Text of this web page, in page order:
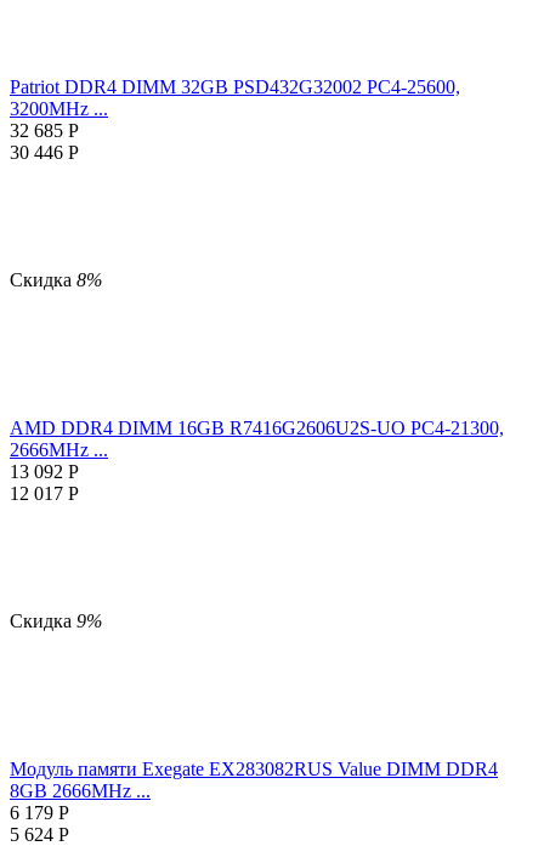
Patriot DDR4 DIMM 32GB PSD432G32002 PC4-25600,
3200MHz ...
32 685 Р
30 446 Р
Скидка 8%
AMD DDR4 DIMM 16GB R7416G2606U2S-UO PC4-21300,
2666MHz ...
13 092 Р
12 017 Р
Скидка 9%
Модуль памяти Exegate EX283082RUS Value DIMM DDR4
8GB 2666MHz ...
6 179 Р
5 624 Р